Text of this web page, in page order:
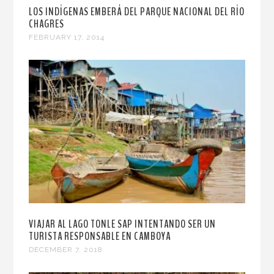
LOS INDÍGENAS EMBERÁ DEL PARQUE NACIONAL DEL RÍO
CHAGRES
FEBRUARY 17, 2014
VIAJAR AL LAGO TONLE SAP INTENTANDO SER UN
TURISTA RESPONSABLE EN CAMBOYA
DECEMBER 7, 2018